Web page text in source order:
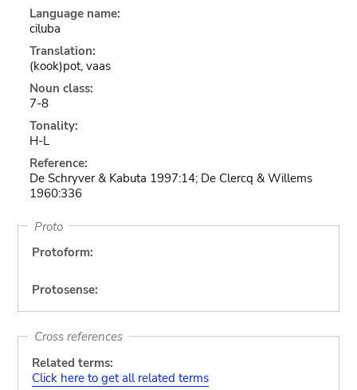
Language name:
ciluba
Translation:
(kook)pot, vaas
Noun class:
7-8
Tonality:
H-L
Reference:
De Schryver & Kabuta 1997:14; De Clercq & Willems
1960:336
Proto
Protoform:
Protosense:
Cross references
Related terms:
Click here to get all related terms